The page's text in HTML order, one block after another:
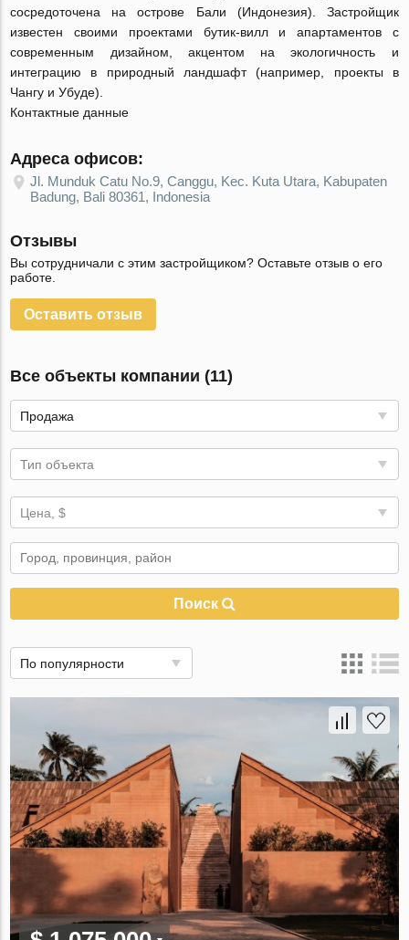
сосредоточена на острове Бали (Индонезия). Застройщик
известен своими проектами бутик-вилл и апартаментов с
современным дизайном, акцентом на экологичность и
интеграцию в природный ландшафт (например, проекты в
Чангу и Убуде).
Контактные данные
Адреса офисов:
Jl. Munduk Catu No.9, Canggu, Kec. Kuta Utara, Kabupaten
Badung, Bali 80361, Indonesia
Отзывы
Вы сотрудничали с этим застройщиком? Оставьте отзыв о его
работе.
Оставить отзыв
Все объекты компании (11)
Продажа
Тип объекта
Цена, $
Поиск
По популярности